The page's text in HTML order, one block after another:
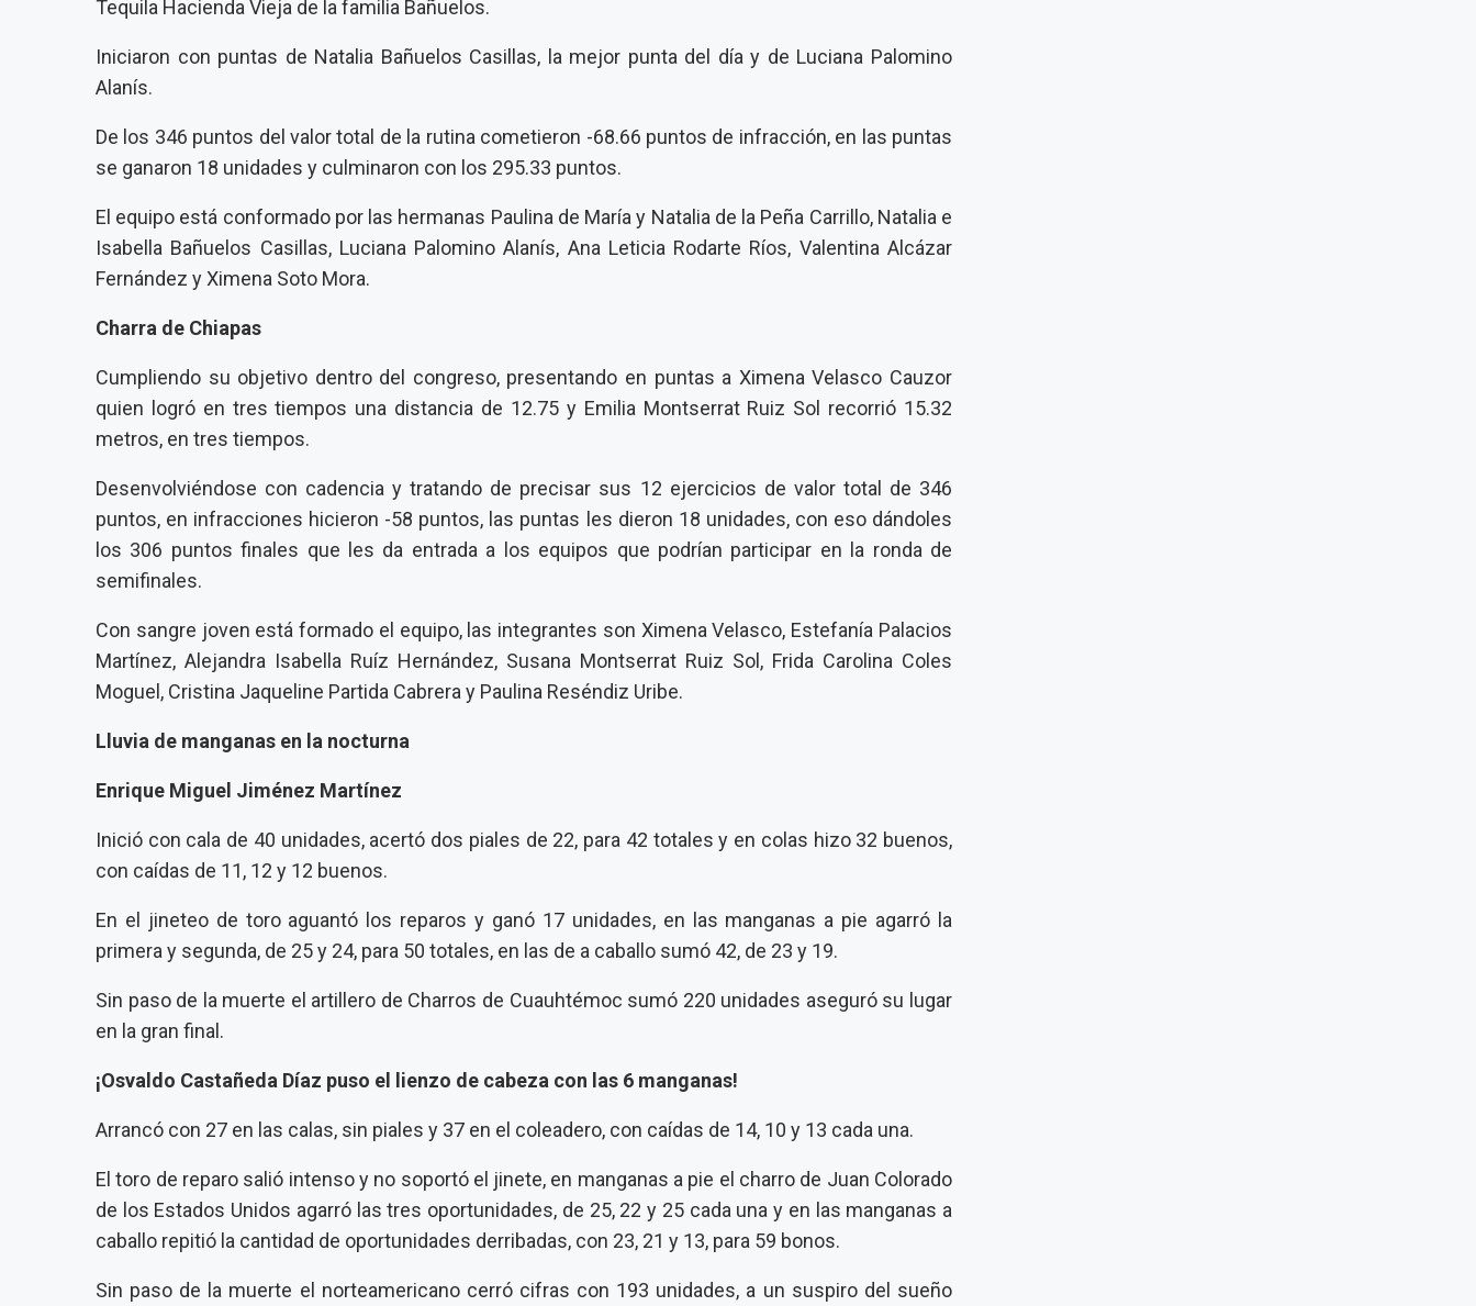
Tequila Hacienda Vieja de la familia Bañuelos.
Iniciaron con puntas de Natalia Bañuelos Casillas, la mejor punta del día y de Luciana Palomino
Alanís.
De los 346 puntos del valor total de la rutina cometieron -68.66 puntos de infracción, en las puntas
se ganaron 18 unidades y culminaron con los 295.33 puntos.
El equipo está conformado por las hermanas Paulina de María y Natalia de la Peña Carrillo, Natalia e
Isabella Bañuelos Casillas, Luciana Palomino Alanís, Ana Leticia Rodarte Ríos, Valentina Alcázar
Fernández y Ximena Soto Mora.
Charra de Chiapas
Cumpliendo su objetivo dentro del congreso, presentando en puntas a Ximena Velasco Cauzor
quien logró en tres tiempos una distancia de 12.75 y Emilia Montserrat Ruiz Sol recorrió 15.32
metros, en tres tiempos.
Desenvolviéndose con cadencia y tratando de precisar sus 12 ejercicios de valor total de 346
puntos, en infracciones hicieron -58 puntos, las puntas les dieron 18 unidades, con eso dándoles
los 306 puntos finales que les da entrada a los equipos que podrían participar en la ronda de
semifinales.
Con sangre joven está formado el equipo, las integrantes son Ximena Velasco, Estefanía Palacios
Martínez, Alejandra Isabella Ruíz Hernández, Susana Montserrat Ruiz Sol, Frida Carolina Coles
Moguel, Cristina Jaqueline Partida Cabrera y Paulina Reséndiz Uribe.
Lluvia de manganas en la nocturna
Enrique Miguel Jiménez Martínez
Inició con cala de 40 unidades, acertó dos piales de 22, para 42 totales y en colas hizo 32 buenos,
con caídas de 11, 12 y 12 buenos.
En el jineteo de toro aguantó los reparos y ganó 17 unidades, en las manganas a pie agarró la
primera y segunda, de 25 y 24, para 50 totales, en las de a caballo sumó 42, de 23 y 19.
Sin paso de la muerte el artillero de Charros de Cuauhtémoc sumó 220 unidades aseguró su lugar
en la gran final.
¡Osvaldo Castañeda Díaz puso el lienzo de cabeza con las 6 manganas!
Arrancó con 27 en las calas, sin piales y 37 en el coleadero, con caídas de 14, 10 y 13 cada una.
El toro de reparo salió intenso y no soportó el jinete, en manganas a pie el charro de Juan Colorado
de los Estados Unidos agarró las tres oportunidades, de 25, 22 y 25 cada una y en las manganas a
caballo repitió la cantidad de oportunidades derribadas, con 23, 21 y 13, para 59 bonos.
Sin paso de la muerte el norteamericano cerró cifras con 193 unidades, a un suspiro del sueño